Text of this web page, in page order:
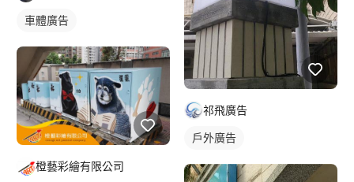
車體廣告
橙藝彩繪有限公司
祁飛廣告
戶外廣告